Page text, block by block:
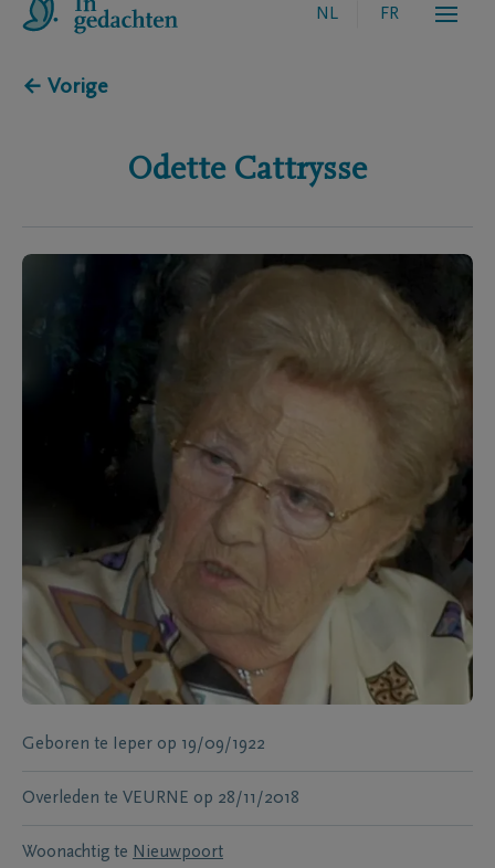
NL FR
← Vorige
Odette Cattrysse
Geboren te Ieper op 19/09/1922
Overleden te VEURNE op 28/11/2018
Woonachtig te Nieuwpoort